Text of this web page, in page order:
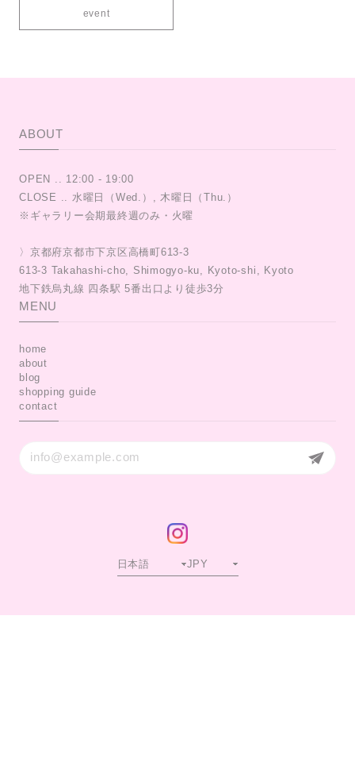
event
ABOUT
OPEN .. 12:00 - 19:00
CLOSE .. 水曜日（Wed.）, 木曜日（Thu.）
※ギャラリー会期最終週のみ・火曜
〉京都府京都市下京区高橋町613-3
613-3 Takahashi-cho, Shimogyo-ku, Kyoto-shi, Kyoto
MENU
home
about
blog
shopping guide
contact